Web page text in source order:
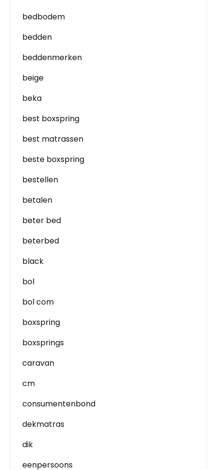
bedbodem
bedden
beddenmerken
beige
beka
best boxspring
best matrassen
beste boxspring
bestellen
betalen
beter bed
beterbed
black
bol
bol com
boxspring
boxsprings
caravan
cm
consumentenbond
dekmatras
dik
eenpersoons